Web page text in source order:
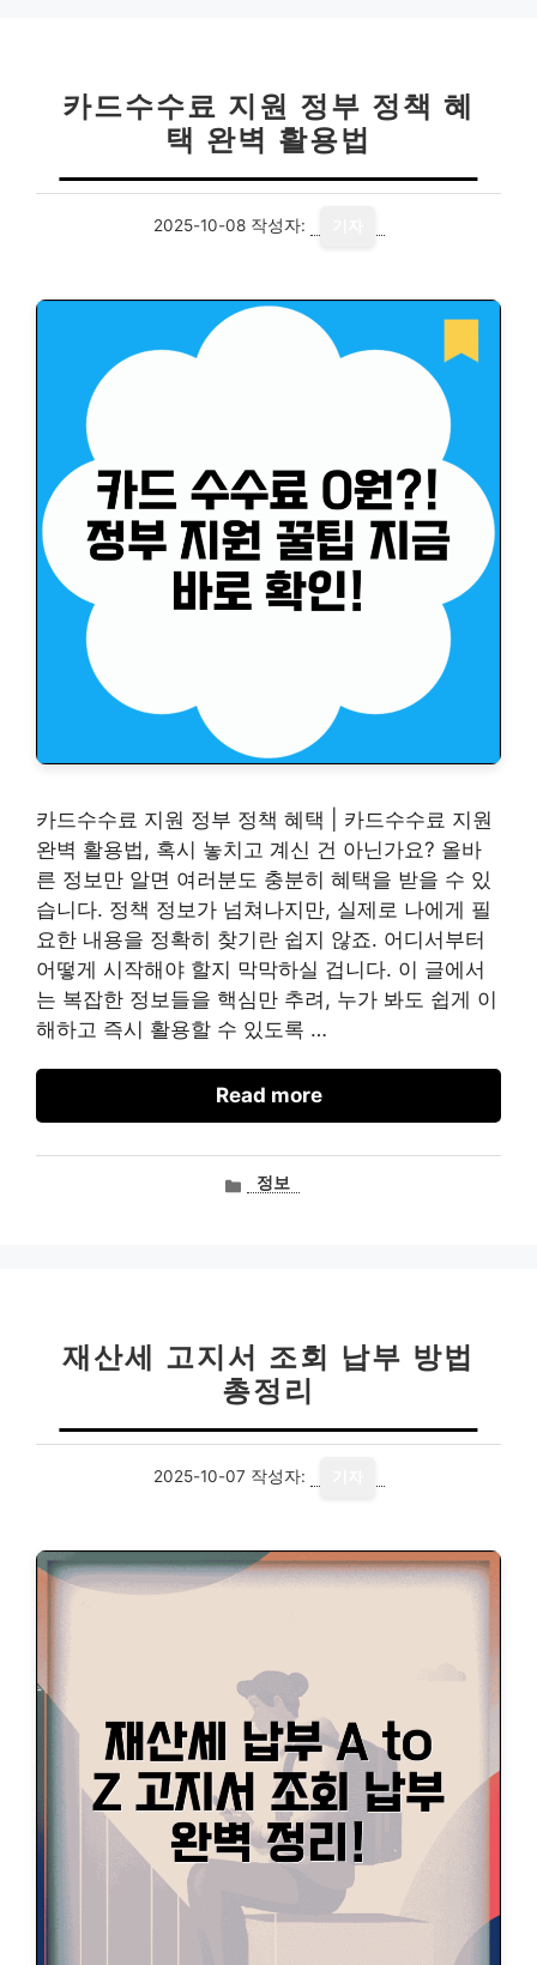
카드수수료 지원 정부 정책 혜
택 완벽 활용법
2025-10-08 작성자:
카드수수료 지원 정부 정책 혜택 | 카드수수료 지원
완벽 활용법, 혹시 놓치고 계신 건 아닌가요? 올바
른 정보만 알면 여러분도 충분히 혜택을 받을 수 있
습니다. 정책 정보가 넘쳐나지만, 실제로 나에게 필
요한 내용을 정확히 찾기란 쉽지 않죠. 어디서부터
어떻게 시작해야 할지 막막하실 겁니다. 이 글에서
는 복잡한 정보들을 핵심만 추려, 누가 봐도 쉽게 이
해하고 즉시 활용할 수 있도록 …
Read more
카정보
재산세 고지서 조회 납부 방법
총정리
2025-10-07 작성자: